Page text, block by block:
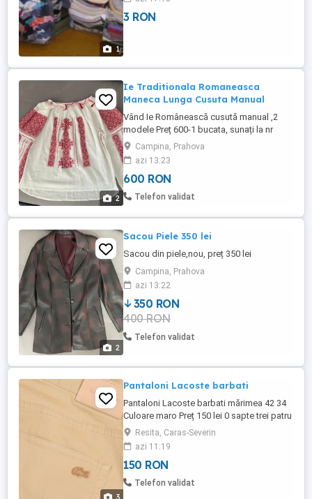
1
categoria 1 & 2. Sunt amestecate, atat
haine de firma cat si no name. Nu le
3 RON
2
Ie Traditionala Romaneasca
Maneca Lunga Cusuta Manual
Vând Ie Românească cusută manual ,2
modele Preț 600-1 bucata, sunați la nr
afisat, nu răspund la mesaje. .
Campina, Prahova
azi 13:23
600 RON
Telefon validat
2
Sacou Piele 350 lei
Sacou din piele,nou, preț 350 lei
Campina, Prahova
azi 13:22
350 RON
400 RON
Telefon validat
3
Pantaloni Lacoste barbati
Pantaloni Lacoste barbati mărimea 42 34
Culoare maro Preț 150 lei 0 sapte trei patru
trei patru zero trei patru patru Predare
personala
Resita, Caras-Severin
azi 11:19
150 RON
Telefon validat